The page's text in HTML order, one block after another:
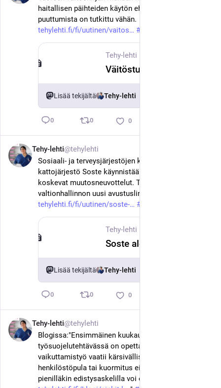
haitallisen päihteiden käytön ehkäisyä ja varhaista
puuttumista on tutkittu vähän.
tehylehti.fi/fi/uutinen/vaitos
#
Tehy-lehti
Lisää tekijältä Tehy-lehti
0 0 0
Tehy-lehti@tehylehti
Sosiaali- ja terveysjärjestöjen keskus- ja
kattojärjestö Soste käynnistää koko henkilöstöä
koskevat muutosneuvottelut. Taustalla on
valtionhallinnon uusi avustuslinjaus.
tehylehti.fi/fi/uutinen/soste-
#
Tehy-lehti
Lisää tekijältä Tehy-lehti
0 0 0
Tehy-lehti@tehylehti
Blogissa:"Ensimmäinen kuukausi uudessa
työsuojelutehtävässä on opettanut, että
vaikuttamistyö vaatii kärsivällisyyttä. Vaikka kiire,
henkilöstöpula tai kuormitus eivät katoa hetkessä,
pienilläkin edistysaskelilla voi olla suuri merkitys.